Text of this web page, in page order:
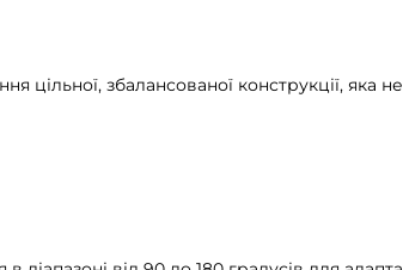
цільної, збалансованої конструкції, яка